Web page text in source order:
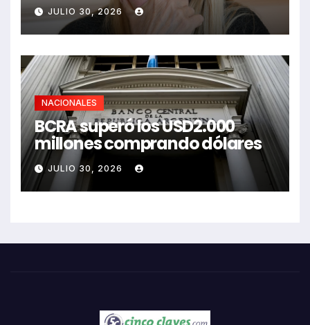
JULIO 30, 2026
NACIONALES
BCRA superó los USD2.000
millones comprando dólares
JULIO 30, 2026